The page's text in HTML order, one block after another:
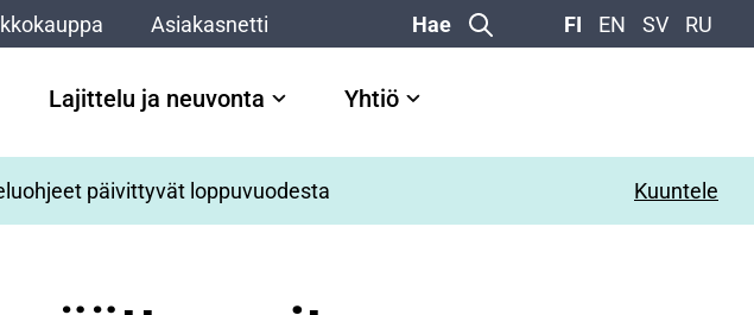
Asiakasnetti Hae FI EN SV RU
Lajittelu ja neuvonta Yhtiö
päivittyvät loppuvuodesta Kuuntele